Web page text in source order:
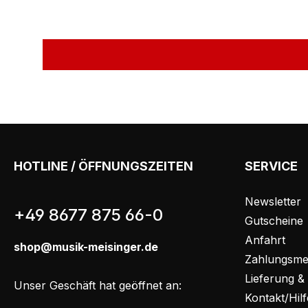
HOTLINE / ÖFFNUNGSZEITEN
+49 8677 875 66-0
shop@musik-meisinger.de
Unser Geschäft hat geöffnet an:
SERVICE
Newsletter
Gutscheine
Anfahrt
Lieferung &
Kontakt/